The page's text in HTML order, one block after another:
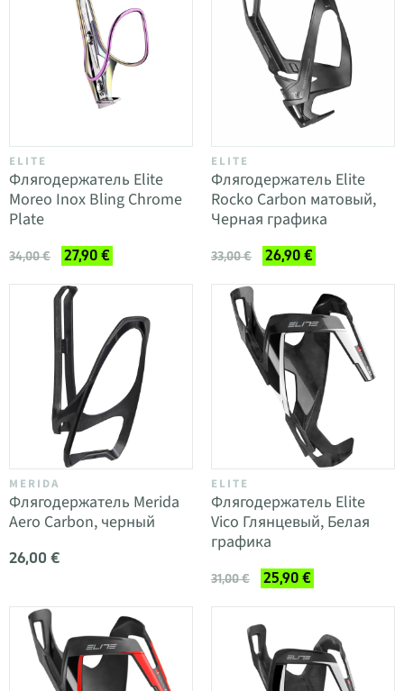
ELITE
Флягодержатель Elite
Moreo Inox Bling Chrome
Plate
34,00 € 27,90 €
ELITE
Флягодержатель Elite
Rocko Carbon матовый,
Черная графика
33,00 € 26,90 €
MERIDA
Флягодержатель Merida
Aero Carbon, черный
26,00 €
ELITE
Флягодержатель Elite
Vico Глянцевый, Белая
графика
31,00 € 25,90 €